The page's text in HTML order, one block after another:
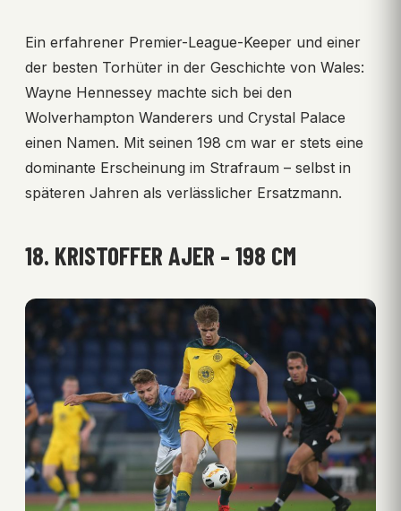
Ein erfahrener Premier-League-Keeper und einer
der besten Torhüter in der Geschichte von Wales:
Wayne Hennessey machte sich bei den
Wolverhampton Wanderers und Crystal Palace
einen Namen. Mit seinen 198 cm war er stets eine
dominante Erscheinung im Strafraum – selbst in
späteren Jahren als verlässlicher Ersatzmann.
18. KRISTOFFER AJER – 198 CM